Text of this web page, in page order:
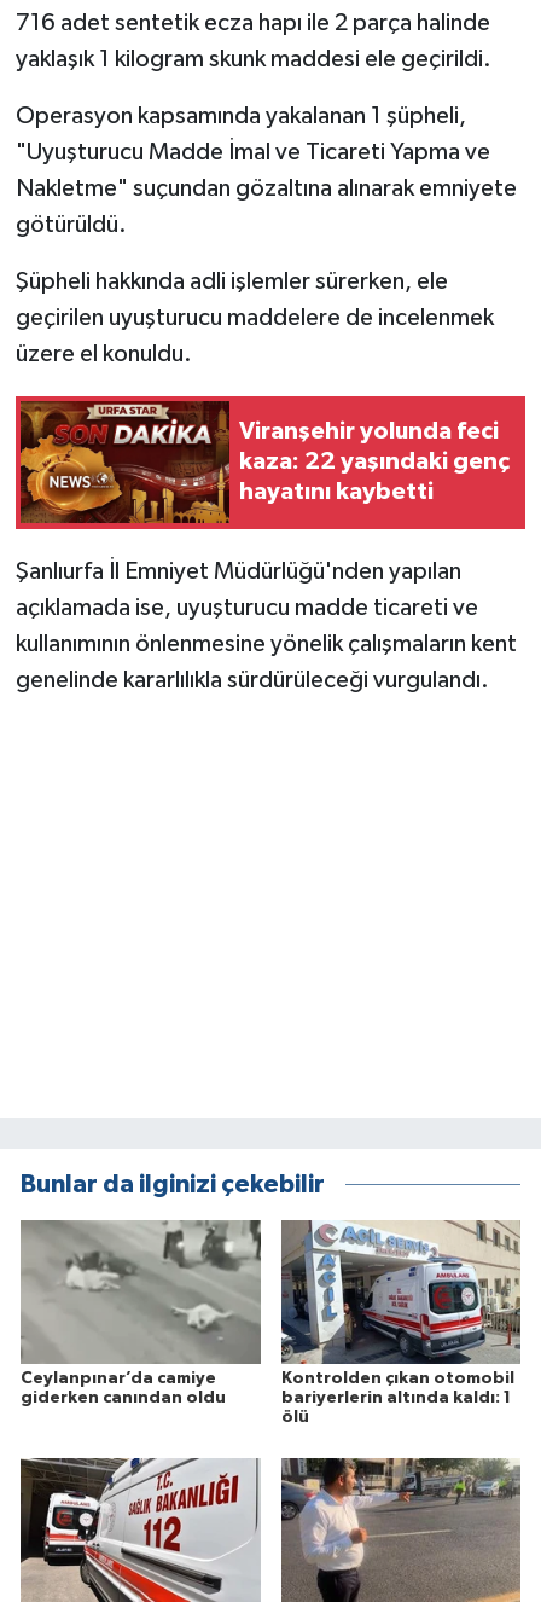
716 adet sentetik ecza hapı ile 2 parça halinde
yaklaşık 1 kilogram skunk maddesi ele geçirildi.
Operasyon kapsamında yakalanan 1 şüpheli,
"Uyuşturucu Madde İmal ve Ticareti Yapma ve
Nakletme" suçundan gözaltına alınarak emniyete
götürüldü.
Şüpheli hakkında adli işlemler sürerken, ele
geçirilen uyuşturucu maddelere de incelenmek
üzere el konuldu.
Viranşehir yolunda feci
kaza: 22 yaşındaki genç
hayatını kaybetti
Şanlıurfa İl Emniyet Müdürlüğü'nden yapılan
açıklamada ise, uyuşturucu madde ticareti ve
kullanımının önlenmesine yönelik çalışmaların kent
genelinde kararlılıkla sürdürüleceği vurgulandı.
Bunlar da ilginizi çekebilir
Ceylanpınar’da camiye
giderken canından oldu
Kontrolden çıkan otomobil
bariyerlerin altında kaldı: 1
ölü